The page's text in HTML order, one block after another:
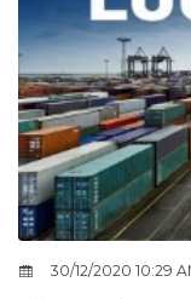
30/12/2020 10:29